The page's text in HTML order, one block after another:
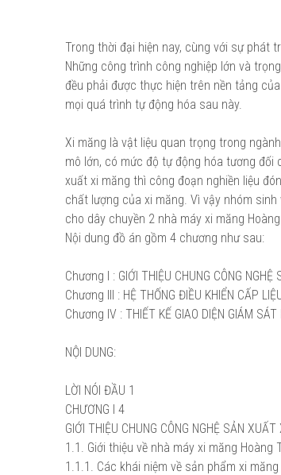
Trong thời đại hiện nay, cùng với sự phát
Những công trình công nghiệp lớn và
đều phải được thực hiện trên nền tảng
mọi quá trình tự động hóa sau này.
Xi măng là vật liệu quan trọng trong
mô lớn, có mức độ tự động hóa tương đối
xuất xi măng thì công đoạn nghiền liệu
chất lượng của xi măng. Vì vậy nhóm
cho dây chuyền 2 nhà máy xi măng
Nội dung đồ án gồm 4 chương như sau:
Chương I : GIỚI THIỆU CHUNG CÔNG
Chương III : HỆ THỐNG ĐIỀU KHIỂN CẤP
Chương IV : THIẾT KẾ GIAO DIỆN GIÁM
NỘI DUNG:
LỜI NÓI ĐẦU 1
CHƯƠNG I 4
GIỚI THIỆU CHUNG CÔNG NGHỆ SẢN XUẤT
1.1. Giới thiệu về nhà máy xi măng Hoàng
1.1.1. Các khái niệm về sản phẩm xi